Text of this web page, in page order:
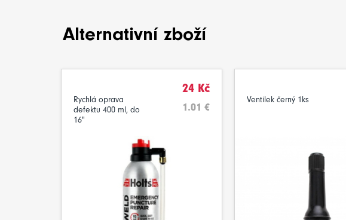
Alternativní zboží
Rychlá oprava
defektu 400 ml, do
16"
24 Kč
1.01 €
Ventilek černý 1ks